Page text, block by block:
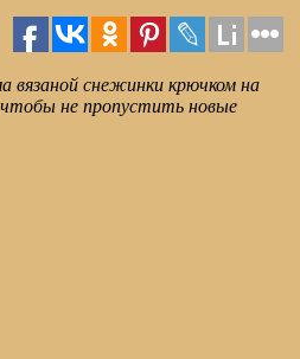
вязаной снежинки крючком на
, чтобы не пропустить новые